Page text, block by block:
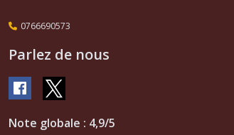
0766690573
Parlez de nous
Note globale : 4,9/5